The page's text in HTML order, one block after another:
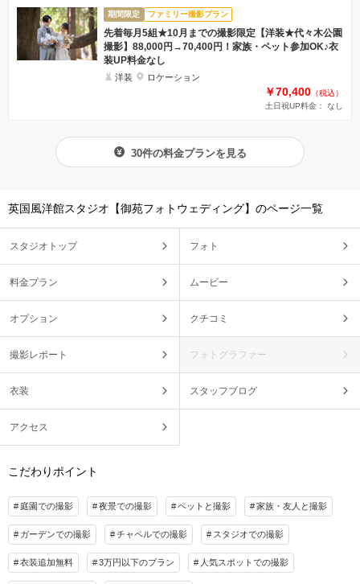
期間限定 ファミリー撮影プラン
先着毎月5組★10月までの撮影限定【洋装★代々木公園
撮影】88,000円→70,400円！家族・ペット参加OK♪衣
装UP料金なし
洋装 ロケーション
￥70,400 （税込）
土日祝UP料金： なし
30件の料金プランを見る
英国風洋館スタジオ【御苑フォトウェディング】のページ一覧
スタジオトップ フォト
料金プラン ムービー
オプション クチコミ
撮影レポート フォトグラファー
衣装 スタッフブログ
アクセス
こだわりポイント
庭園での撮影 夜景での撮影 ペットと撮影 家族・友人と撮影
ガーデンでの撮影 チャペルでの撮影 スタジオでの撮影
衣装追加無料 3万円以下のプラン 人気スポットでの撮影